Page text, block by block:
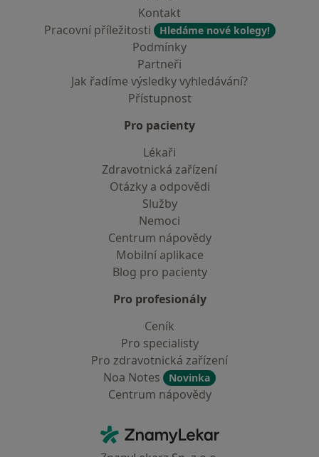
Kontakt
Pracovní příležitosti
Hledáme nové kolegy!
Podmínky
Partneři
Jak řadíme výsledky vyhledávání?
Přístupnost
Pro pacienty
Lékaři
Zdravotnická zařízení
Otázky a odpovědi
Služby
Nemoci
Centrum nápovědy
Mobilní aplikace
Blog pro pacienty
Pro profesionály
Ceník
Pro specialisty
Pro zdravotnická zařízení
Noa Notes
Novinka
Centrum nápovědy
ZnamyLekar - Hlavní stránka